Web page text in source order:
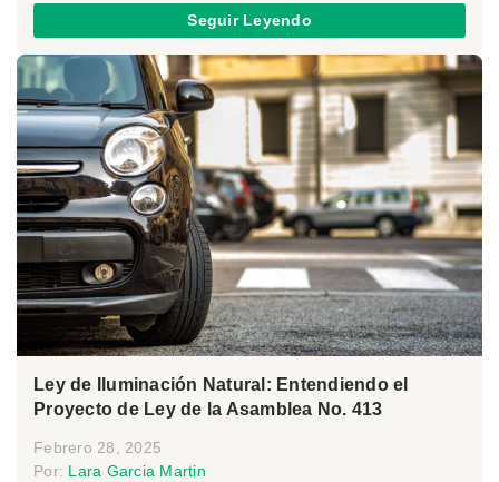
Seguir Leyendo
Ley de Iluminación Natural: Entendiendo el
Proyecto de Ley de la Asamblea No. 413
Febrero 28, 2025
Por: Lara Garcia Martin